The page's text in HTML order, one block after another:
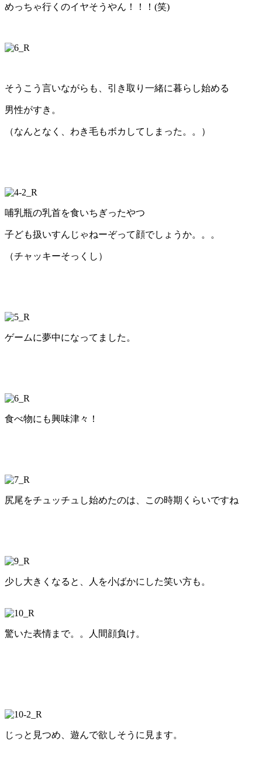
めっちゃ行くのイヤそうやん！！！(笑)
そうこう言いながらも、引き取り一緒に暮らし始める
男性がすき。
（なんとなく、わき毛もボカしてしまった。。）
哺乳瓶の乳首を食いちぎったやつ
子ども扱いすんじゃねーぞって顔でしょうか。。。
（チャッキーそっくし）
ゲームに夢中になってました。
食べ物にも興味津々！
尻尾をチュッチュし始めたのは、この時期くらいですね
少し大きくなると、人を小ばかにした笑い方も。
驚いた表情まで。。人間顔負け。
じっと見つめ、遊んで欲しそうに見ます。